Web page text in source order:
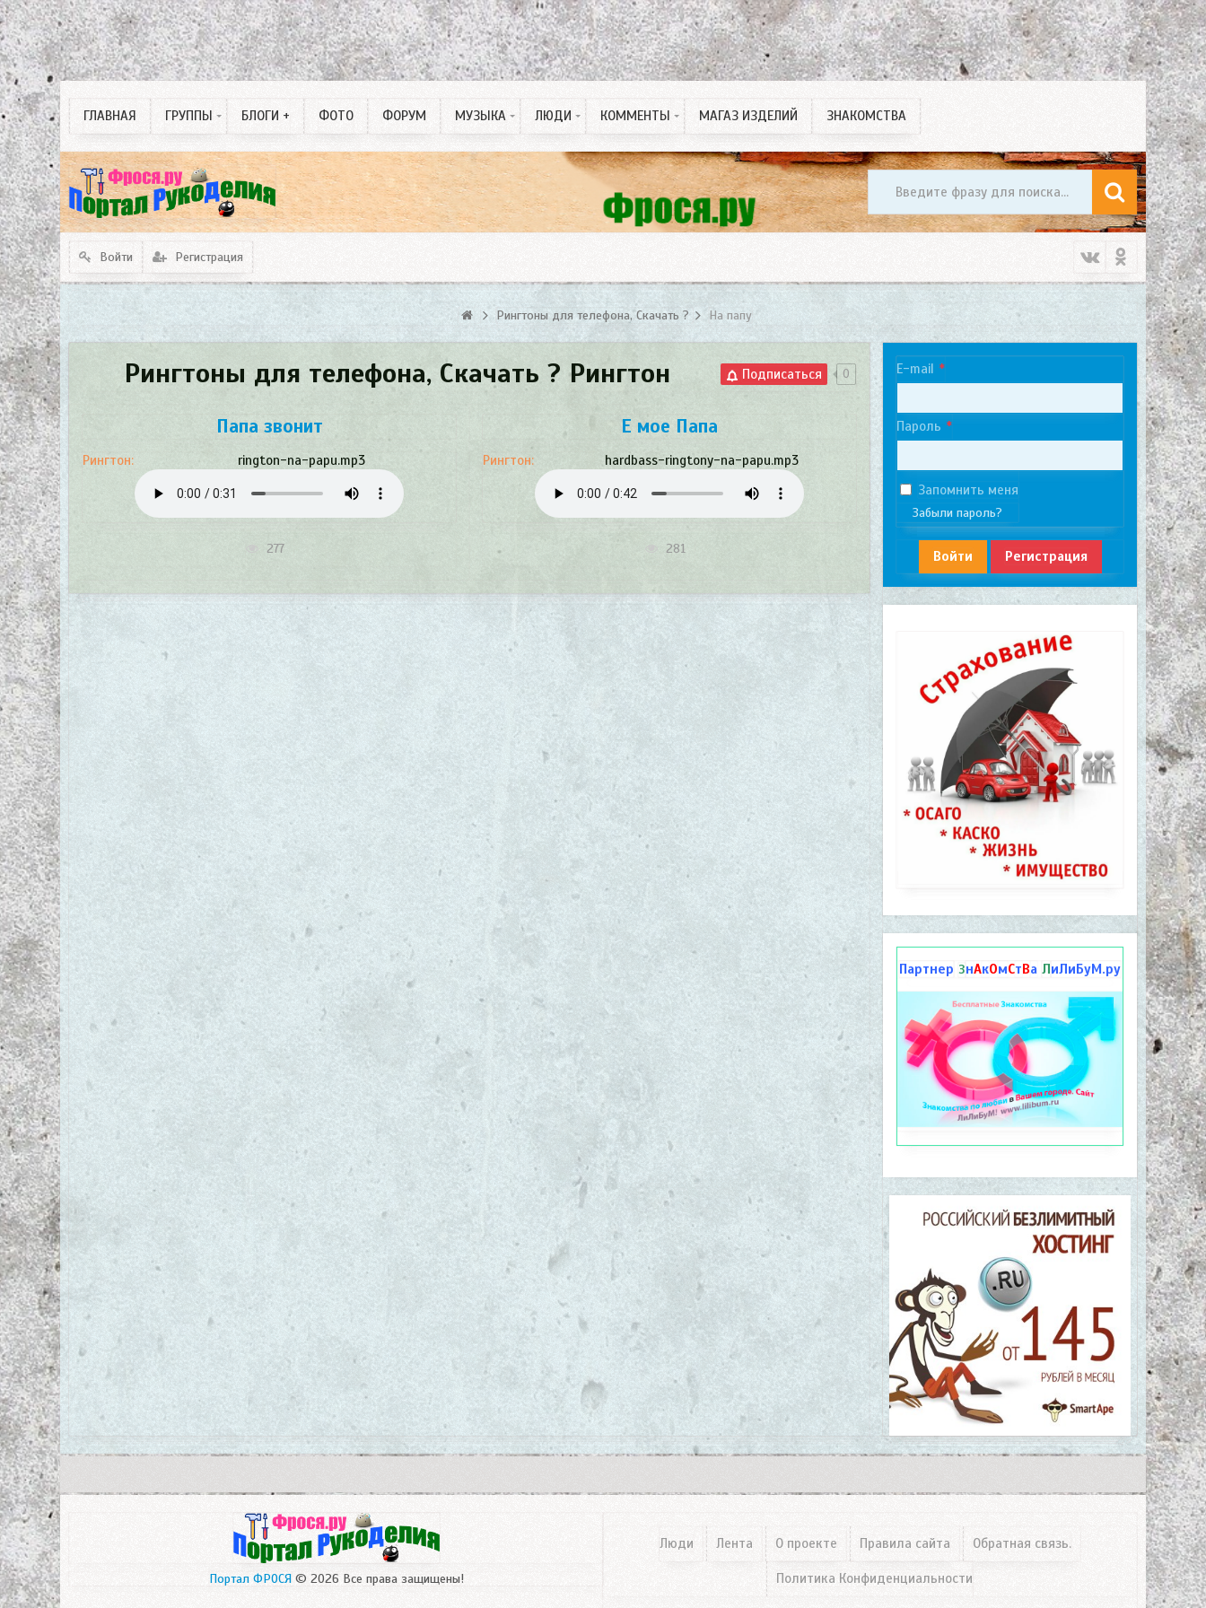
Рингтон на Телефон
ГЛАВНАЯ ГРУППЫ
Собаководство
Одинокие души любви
3 D изделия. ручная
работа.
БЛОГИ + ФОТО ФОРУМ МУЗЫКА
Рингтон на Телефон
ЛЮДИ ПДД тесты
КОММЕНТЫ
Спонсорские статьиМАГАЗ ИЗДЕЛИЙ ЗНАКОМСТВА
Войти Регистрация
Рингтоны для телефона, Скачать ? На папу
Подписаться 0
Рингтоны для телефона, Скачать ? Рингтон
Папа звонит
Рингтон: rington-na-papu.mp3
277
Е мое Папа
Рингтон: hardbass-ringtony-na-papu.mp3
281
E-mail
Пароль
Запомнить меня
Забыли пароль?
Войти Регистрация
Партнер ЗнАкОмСтВа ЛиЛиБуМ.ру
Люди Лента О проекте Правила сайта Обратная связь.
Политика Конфиденциальности
Портал ФРОСЯ© 2026 Все права защищены!